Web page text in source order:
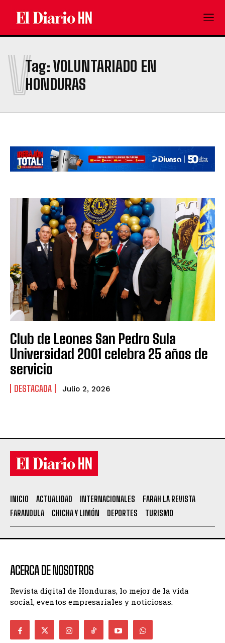
Tag:VOLUNTARIADO EN
HONDURAS
V
Club de Leones San Pedro Sula
Universidad 2001 celebra 25 años de
servicio
DESTACADA Julio 2, 2026
INICIO ACTUALIDAD INTERNACIONALES
FARAH LA REVISTA
FARANDULA
CHICHA Y LIMÓN DEPORTES TURISMO
ACERCA DE NOSOTROS
Revista digital de Honduras, lo mejor de la vida
social, eventos empresariales y noticiosas.